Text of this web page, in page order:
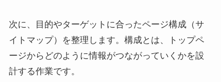
次に、目的やターゲットに合ったページ構成（サ
イトマップ）を整理します。構成とは、トップペ
ージからどのように情報がつながっていくかを設
計する作業です。